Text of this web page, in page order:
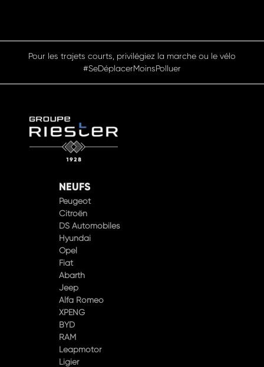
Pour les trajets courts, privilégiez la marche ou le vélo
#SeDéplacerMoinsPolluer
NEUFS
Peugeot
Citroën
DS Automobiles
Hyundai
Opel
Fiat
Abarth
Jeep
Alfa Romeo
XPENG
BYD
RAM
Leapmotor
Ligier